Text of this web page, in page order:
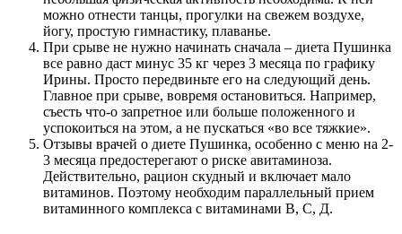
можно отнести танцы, прогулки на свежем воздухе,
йогу, простую гимнастику, плаванье.
При срыве не нужно начинать сначала – диета Пушинка
все равно даст минус 35 кг через 3 месяца по графику
Ирины. Просто передвиньте его на следующий день.
Главное при срыве, вовремя остановиться. Например,
съесть что-о запретное или больше положенного и
успокоиться на этом, а не пускаться «во все тяжкие».
Отзывы врачей о диете Пушинка, особенно с меню на 2-
3 месяца предостерегают о риске авитаминоза.
Действительно, рацион скудный и включает мало
витаминов. Поэтому необходим параллельный прием
витаминного комплекса с витаминами В, С, Д.